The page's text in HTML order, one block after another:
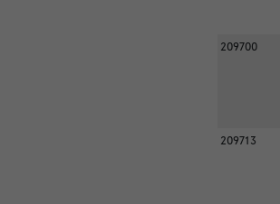
209700
209713